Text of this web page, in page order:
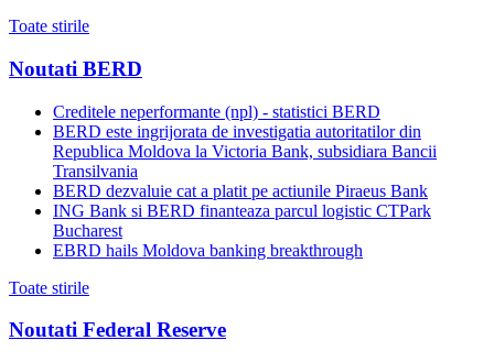
Toate stirile
Noutati BERD
Creditele neperformante (npl) - statistici BERD
BERD este ingrijorata de investigatia autoritatilor din
Republica Moldova la Victoria Bank, subsidiara Bancii
Transilvania
BERD dezvaluie cat a platit pe actiunile Piraeus Bank
ING Bank si BERD finanteaza parcul logistic CTPark
Bucharest
EBRD hails Moldova banking breakthrough
Toate stirile
Noutati Federal Reserve